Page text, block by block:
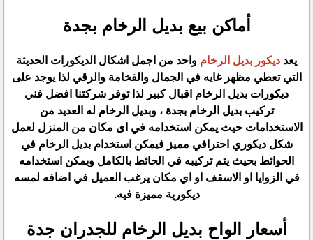
أماكن بيع بديل الرخام بجدة
يعد ديكور بديل الرخام واحد من اجمل اشكال الديكورات الحديثة
التي تعطي مظهر غايه في الجمال والفخامة والرقي لذا يوجد على
ديكورات بديل الرخام اقبال كبير لذا توفر شركتنا افضل فني
تركيب بديل الرخام بجدة ، وبديل الرخام له العديد من
الاستخدامات حيث يمكن استخدامه في اى مكان من المنزل لعمل
شكل ديكوري احترافي مميز فيمكن استخدام بديل الرخام في
الحوائط بحيث يتم تركيبه في الحائط بالكامل ويمكن استخدامه
في الزوايا او الاسقف او اي مكان يرغب العميل في اضافه لمسه
ديكورية مميزة فيه.
أسعار الواح بديل الرخام للجدران جدة